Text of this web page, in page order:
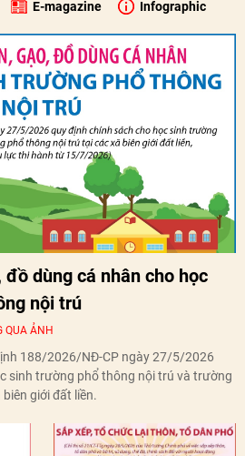
E-magazine Infographic
dùng cá nhân cho học
nội trú
QUA ẢNH
188/2026/NĐ-CP ngày 27/5/2026
sinh trường phổ thông nội trú và trường
giới đất liền.